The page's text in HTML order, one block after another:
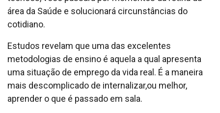
área da Saúde e solucionará circunstâncias do
cotidiano.
Estudos revelam que uma das excelentes
metodologias de ensino é aquela a qual apresenta
uma situação de emprego da vida real. É a maneira
mais descomplicado de internalizar,ou melhor,
aprender o que é passado em sala.